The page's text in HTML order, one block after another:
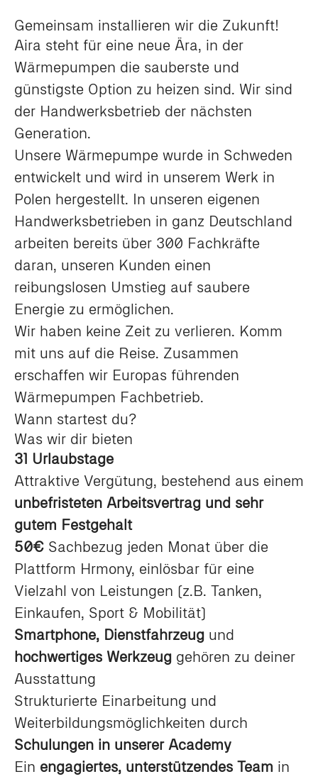
Gemeinsam installieren wir die Zukunft!
Aira steht für eine neue Ära, in der
Wärmepumpen die sauberste und
günstigste Option zu heizen sind. Wir sind
der Handwerksbetrieb der nächsten
Generation.
Unsere Wärmepumpe wurde in Schweden
entwickelt und wird in unserem Werk in
Polen hergestellt. In unseren eigenen
Handwerksbetrieben in ganz Deutschland
arbeiten bereits über 300 Fachkräfte
daran, unseren Kunden einen
reibungslosen Umstieg auf saubere
Energie zu ermöglichen.
Wir haben keine Zeit zu verlieren. Komm
mit uns auf die Reise. Zusammen
erschaffen wir Europas führenden
Wärmepumpen Fachbetrieb.
Wann startest du?
Was wir dir bieten
31 Urlaubstage
Attraktive Vergütung, bestehend aus einem
unbefristeten Arbeitsvertrag und sehr
gutem Festgehalt
50€ Sachbezug jeden Monat über die
Plattform Hrmony, einlösbar für eine
Vielzahl von Leistungen (z.B. Tanken,
Einkaufen, Sport & Mobilität)
Smartphone, Dienstfahrzeug und
hochwertiges Werkzeug gehören zu deiner
Ausstattung
Strukturierte Einarbeitung und
Weiterbildungsmöglichkeiten durch
Schulungen in unserer Academy
Ein engagiertes, unterstützendes Team in